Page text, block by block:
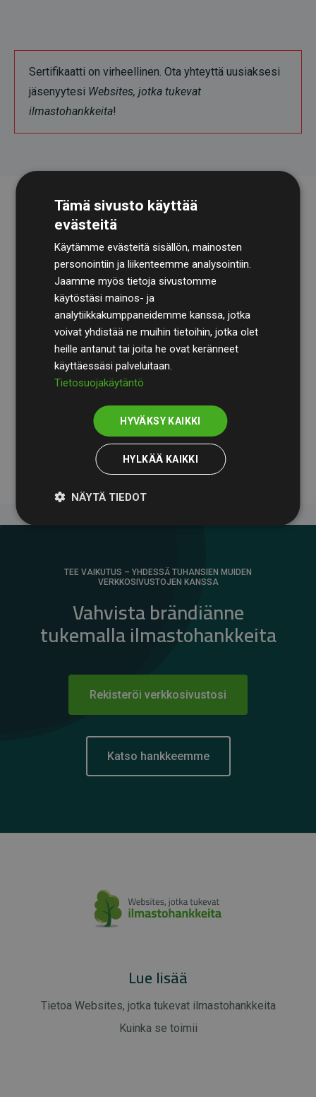
Sertifikaatti on virheellinen. Ota yhteyttä uusiaksesi
jäsenyytesi Websites, jotka tukevat
ilmastohankkeita!
TilintarkastusyhtiöBDOkäy säännöllisesti läpi
laskelmamme ja menetelmämme varmistaakseen
läpinäkyvyyden ja luotettavuuden.
Heidän tarkastuksensa osoittavat, että investoinnit
ilmastohankkeisiin kompensoivat keskimäärin
arvioiduista CO₂-päästöistä
jäsenverkkosivustoilla –
selkeä todiste toimintatapamme todellisesta
TEE VAIKUTUS – YHDESSÄ TUHANSIEN MUIDEN
VERKKOSIVUSTOJEN KANSSA
Vahvista brändiänne
tukemalla ilmastohankkeita
Rekisteröi verkkosivustosi
Katso hankkeemme
Lue lisää
Tietoa Websites, jotka tukevat ilmastohankkeita
Kuinka se toimii
Tämä sivusto käyttää
evästeitä
Käytämme evästeitä sisällön, mainosten
personointiin ja liikenteemme analysointiin.
Jaamme myös tietoja sivustomme
käytöstäsi mainos- ja
analytiikkakumppaneidemme kanssa, jotka
voivat yhdistää ne muihin tietoihin, jotka olet
heille antanut tai joita he ovat keränneet
käyttäessäsi palveluitaan.
Tietosuojakäytäntö
HYVÄKSY KAIKKI
HYLKÄÄ KAIKKI
NÄYTÄ TIEDOT